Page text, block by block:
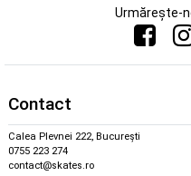
Urmărește-
Contact
Calea Plevnei 222, București
0755 223 274
contact@skates.ro